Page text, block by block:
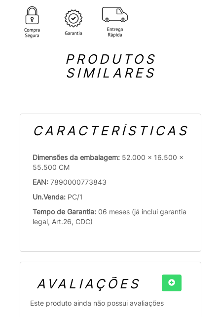
PRODUTOS
SIMILARES
CARACTERÍSTICAS
Dimensões da embalagem: 52.000 x 16.500 x
55.500 CM
EAN: 7890000773843
Un.Venda: PC/1
Tempo de Garantia: 06 meses (já inclui garantia
legal, Art.26, CDC)
AVALIAÇÕES
Este produto ainda não possui avaliações